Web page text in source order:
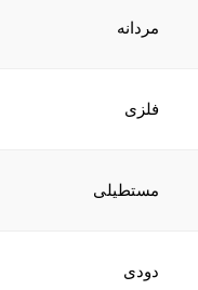
مردانه
فلزی
مستطیلی
دودی